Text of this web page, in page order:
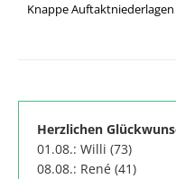
Knappe
Herzlichen
01.08.: Willi (73)
08.08.: René (41)